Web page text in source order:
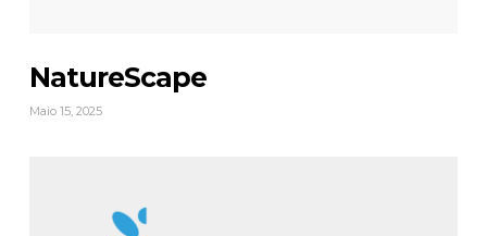
NatureScape
Maio 15, 2025